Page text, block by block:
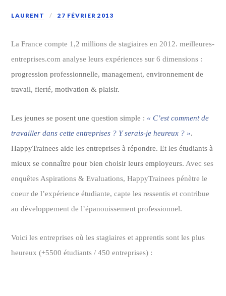
LAURENT 27 FÉVRIER 2013
La France compte 1,2 millions de stagiaires en 2012. meilleures-
entreprises.com analyse leurs expériences sur 6dimensions :
progression professionnelle, management, environnement de
travail, fierté, motivation & plaisir.
Les jeunes se posent une question simple : « C’est comment de
travailler dans cette entreprises ? Y serais-je heureux ? ».
HappyTrainees aide les entreprises à répondre. Et les étudiants à
mieux se connaître pour bien choisir leurs employeurs. Avec ses
enquêtes Aspirations & Evaluations, HappyTrainees pénètre le
coeur de l’expérience étudiante, capte les ressentis et contribue
au développement de l’épanouissement professionnel.
Voici les entreprises où les stagiaires et apprentis sont les plus
heureux (+5500 étudiants / 450 entreprises) :